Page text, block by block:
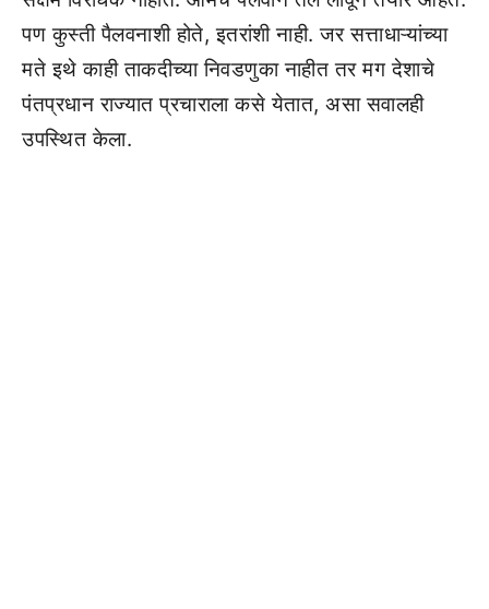
पण कुस्ती पैलवनाशी होते, इतरांशी नाही. जर सत्ताधाऱ्यांच्या
मते इथे काही ताकदीच्या निवडणुका नाहीत तर मग देशाचे
पंतप्रधान राज्यात प्रचाराला कसे येतात, असा सवालही
उपस्थित केला.